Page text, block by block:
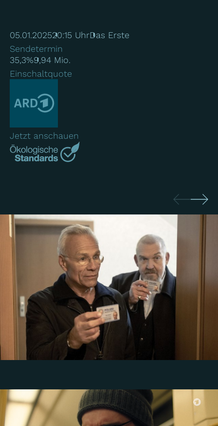
05.01.202520:15 UhrDas Erste
Sendetermin
35,3%9,94 Mio.
Einschaltquote
Jetzt anschauen